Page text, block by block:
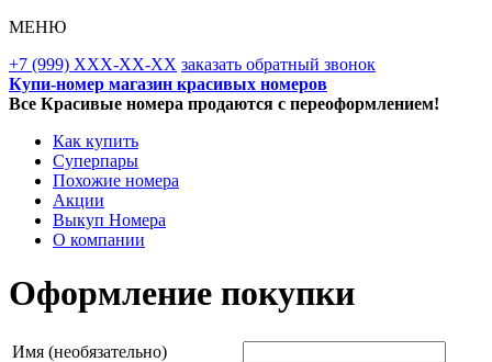
МЕНЮ
+7 (999) XXX-XX-XX заказать обратный звонок
Купи-номер магазин красивых номеров
Все Красивые номера продаются с переоформлением!
Как купить
Суперпары
Похожие номера
Акции
Выкуп Номера
О компании
Оформление покупки
Имя (необязательно)